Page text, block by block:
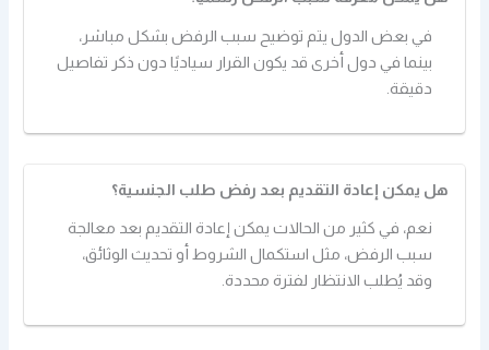
في بعض الدول يتم توضيح سبب الرفض بشكل مباشر،
بينما في دول أخرى قد يكون القرار سياديًا دون ذكر تفاصيل
دقيقة.
هل يمكن إعادة التقديم بعد رفض طلب الجنسية؟
نعم، في كثير من الحالات يمكن إعادة التقديم بعد معالجة
سبب الرفض، مثل استكمال الشروط أو تحديث الوثائق،
وقد يُطلب الانتظار لفترة محددة.